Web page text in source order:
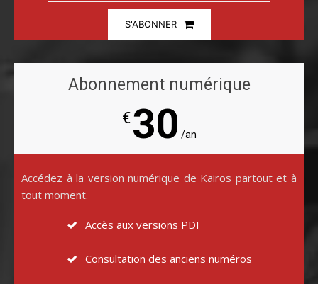
S'ABONNER
Abonnement numérique
€30 /an
Accédez à la version numérique de Kairos partout et à
tout moment.
Accès aux versions PDF
Consultation des anciens numéros